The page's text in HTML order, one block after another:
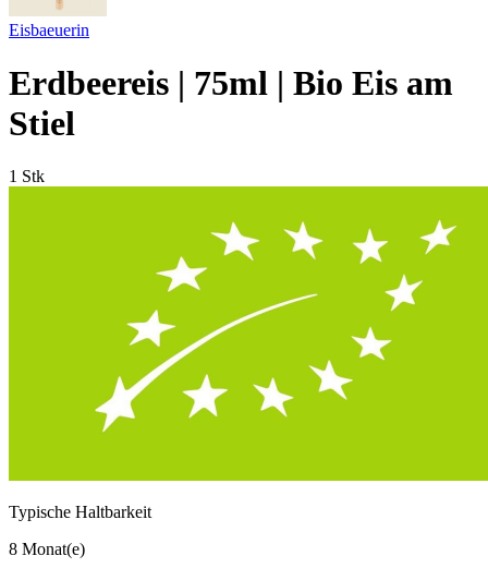
Eisbaeuerin
Erdbeereis | 75ml | Bio Eis am
Stiel
1 Stk
Typische Haltbarkeit
8 Monat(e)